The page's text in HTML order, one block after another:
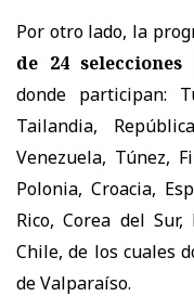
Por otro lado, la
de 24
donde participan:
Tailandia,
Venezuela, Túnez,
Polonia, Croacia,
Rico, Corea del
Chile, de los cuales
de Valparaíso.